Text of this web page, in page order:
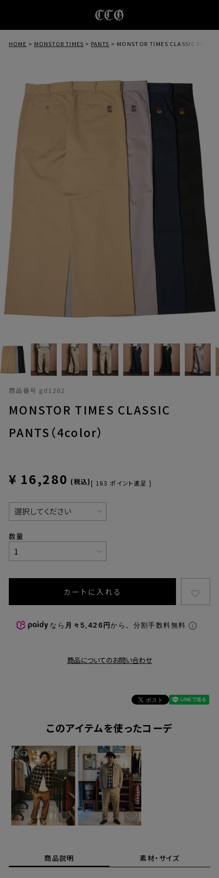
HOME MONSTOR TIMES PANTS MONSTOR TIMES CLASSIC PANTS
商品番号 gd1262
MONSTOR TIMES CLASSIC
PANTS（4color）
¥ 16,280 税込 [ 163 ポイント進呈 ]
カートに入れる
なら 月々5,426円から。分割手数料無料
商品についてのお問い合わせ
このアイテムを使ったコーデ
商品説明 素材・サイズ